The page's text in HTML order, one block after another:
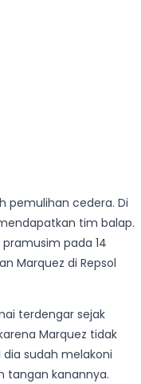
pemulihan cedera. Di
tim balap.
pada 14
Marquez di Repsol
terdengar sejak
Marquez tidak
sudah melakoni
tangan kanannya.